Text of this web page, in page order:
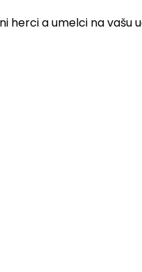
herci a umelci na